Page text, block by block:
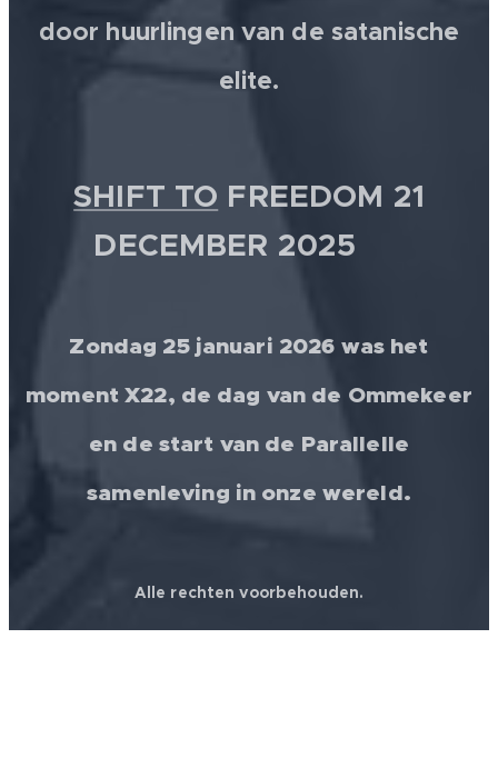
door huurlingen van de satanische
elite.
SHIFT TO FREEDOM 21
DECEMBER 2025 💫
Zondag 25 januari 2026 was het
moment X22, de dag van de Ommekeer
en de start van de Parallelle
samenleving in onze wereld.
Alle rechten voorbehouden.